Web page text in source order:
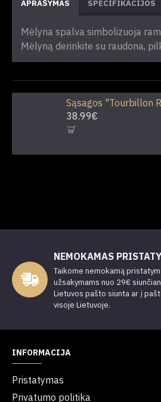
APRAŠYMAS SPECIFIKACIJOS
Mėlyna spalva simbolizuoja
Mėlyną derinkite su raudona,
Sąsagos "Tourbillon
38.99€
NEMOKAMAS
Taikome nemokamą
užsakymams nuo 29€
Lietuvos pašto siunta ar į
visoje Lietuvoje.
INFORMACIJA
Pristatymas
Privatumo politika